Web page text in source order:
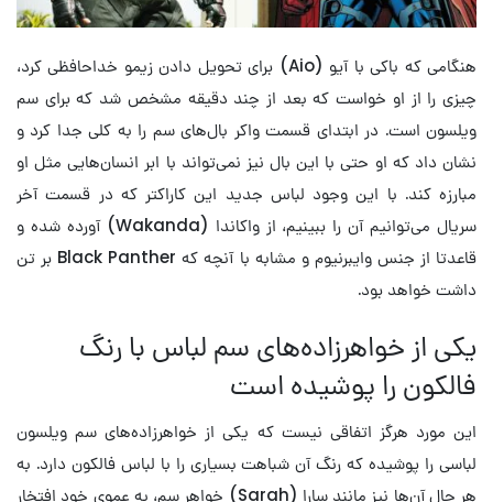
هنگامی که باکی با آیو (Aio) برای تحویل دادن زیمو خداحافظی کرد،
چیزی را از او خواست که بعد از چند دقیقه مشخص شد که برای سم
ویلسون است. در ابتدای قسمت واکر بال‌های سم را به کلی جدا کرد و
نشان داد که او حتی با این بال نیز نمی‌تواند با ابر انسان‌‌هایی مثل او
مبارزه کند. با این وجود لباس جدید این کاراکتر که در قسمت آخر
سریال می‌توانیم آن را ببینیم، از واکاندا (Wakanda) آورده شده و
قاعدتا از جنس وایبرنیوم و مشابه با آنچه که Black Panther بر تن
داشت خواهد بود.
یکی از خواهرزاده‌های سم لباس با رنگ
فالکون را پوشیده است
این مورد هرگز اتفاقی نیست که یکی از خواهرزاده‌های سم ویلسون
لباسی را پوشیده که رنگ آن شباهت بسیاری را با لباس فالکون دارد. به
هر حال آن‌ها نیز مانند سارا (Sarah) خواهر سم، به عموی خود افتخار